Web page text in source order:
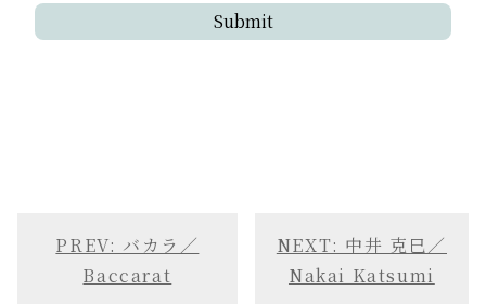
PREV: バカラ／
Baccarat
NEXT: 中井 克巳／
Nakai Katsumi